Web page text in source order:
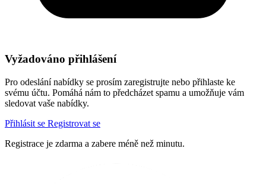
Vyžadováno přihlášení
Pro odeslání nabídky se prosím zaregistrujte nebo přihlaste ke
svému účtu. Pomáhá nám to předcházet spamu a umožňuje vám
sledovat vaše nabídky.
Přihlásit se Registrovat se
Registrace je zdarma a zabere méně než minutu.